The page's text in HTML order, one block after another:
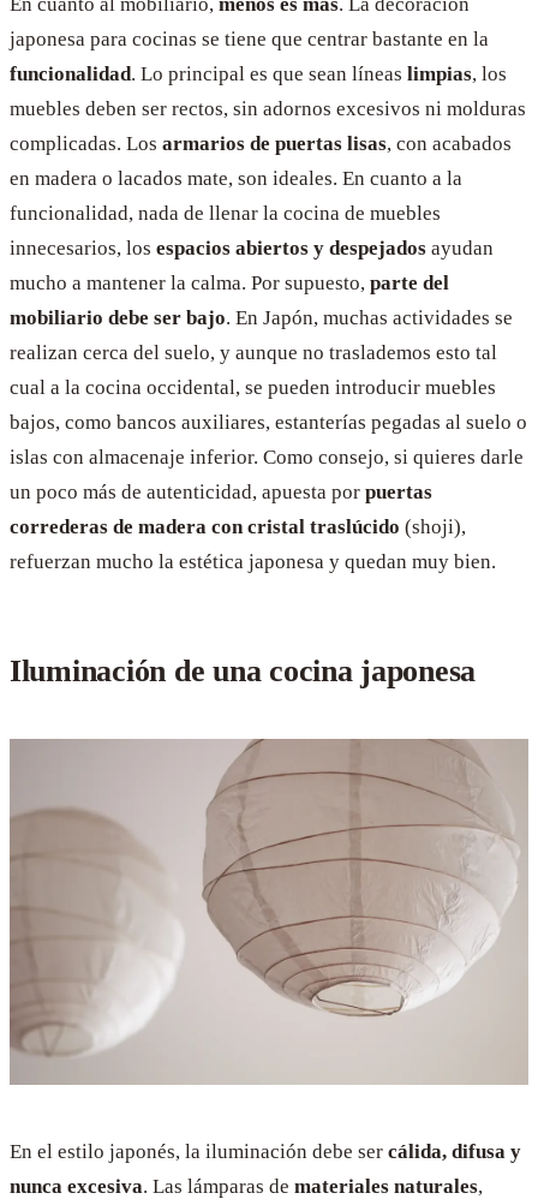
japonesa para cocinas se tiene que centrar bastante en la
funcionalidad. Lo principal es que sean líneas limpias, los
muebles deben ser rectos, sin adornos excesivos ni molduras
complicadas. Los armarios de puertas lisas, con acabados
en madera o lacados mate, son ideales. En cuanto a la
funcionalidad, nada de llenar la cocina de muebles
innecesarios, los espacios abiertos y despejados ayudan
mucho a mantener la calma. Por supuesto, parte del
mobiliario debe ser bajo. En Japón, muchas actividades se
realizan cerca del suelo, y aunque no traslademos esto tal
cual a la cocina occidental, se pueden introducir muebles
bajos, como bancos auxiliares, estanterías pegadas al suelo o
islas con almacenaje inferior. Como consejo, si quieres darle
un poco más de autenticidad, apuesta por puertas
correderas de madera con cristal traslúcido (shoji),
refuerzan mucho la estética japonesa y quedan muy bien.
Iluminación de una cocina japonesa
En el estilo japonés, la iluminación debe ser cálida, difusa y
nunca excesiva. Las lámparas de materiales naturales,